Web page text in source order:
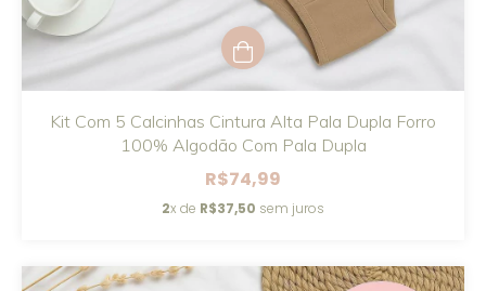
Kit Com 5 Calcinhas Cintura Alta Pala Dupla Forro
100% Algodão Com Pala Dupla
R$74,99
2x de R$37,50 sem juros